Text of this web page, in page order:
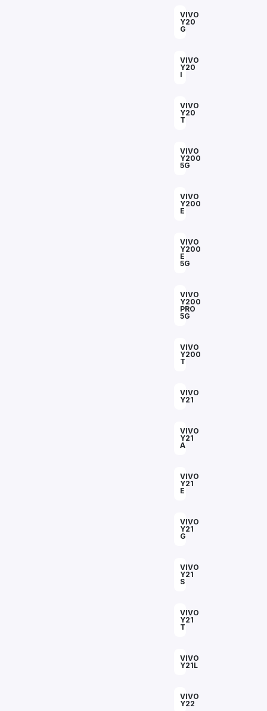
VIVO
Y20
G
VIVO
Y20
I
VIVO
Y20
T
VIVO
Y200
5G
VIVO
Y200
E
VIVO
Y200
E
5G
VIVO
Y200
PRO
5G
VIVO
Y200
T
VIVO
Y21
VIVO
Y21
A
VIVO
Y21
E
VIVO
Y21
G
VIVO
Y21
S
VIVO
Y21
T
VIVO
Y21L
VIVO
Y22